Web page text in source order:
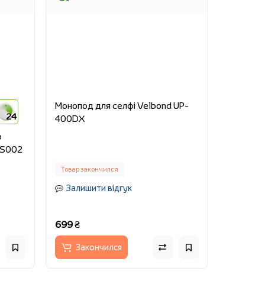
24
Монопод для селфі Velbond UP-
400DX
Товар закончился
Залишити відгук
699 ₴
Закончился